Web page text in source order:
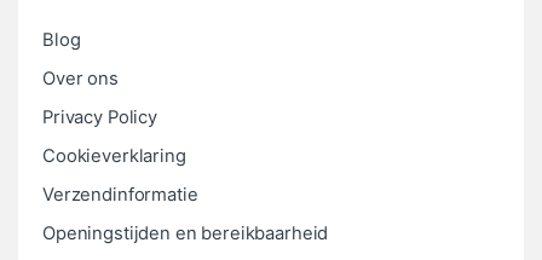
Blog
Over ons
Privacy Policy
Cookieverklaring
Verzendinformatie
Openingstijden en bereikbaarheid